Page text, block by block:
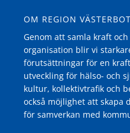
OM REGION
Genom att samla kraft
organisation blir vi
förutsättningar för en
utveckling för hälso- och
kultur, kollektivtrafik och
också möjlighet att skapa
för samverkan med